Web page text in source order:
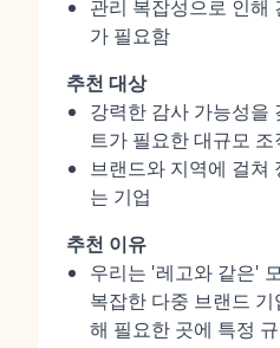
관리 복잡성으로 인해
가 필요함
추천 대상
강력한 감사 가능성을
트가 필요한 대규모 조
브랜드와 지역에 걸쳐
는 기업
추천 이유
우리는 '레고와 같은'
복잡한 다중 브랜드
해 필요한 곳에 특정